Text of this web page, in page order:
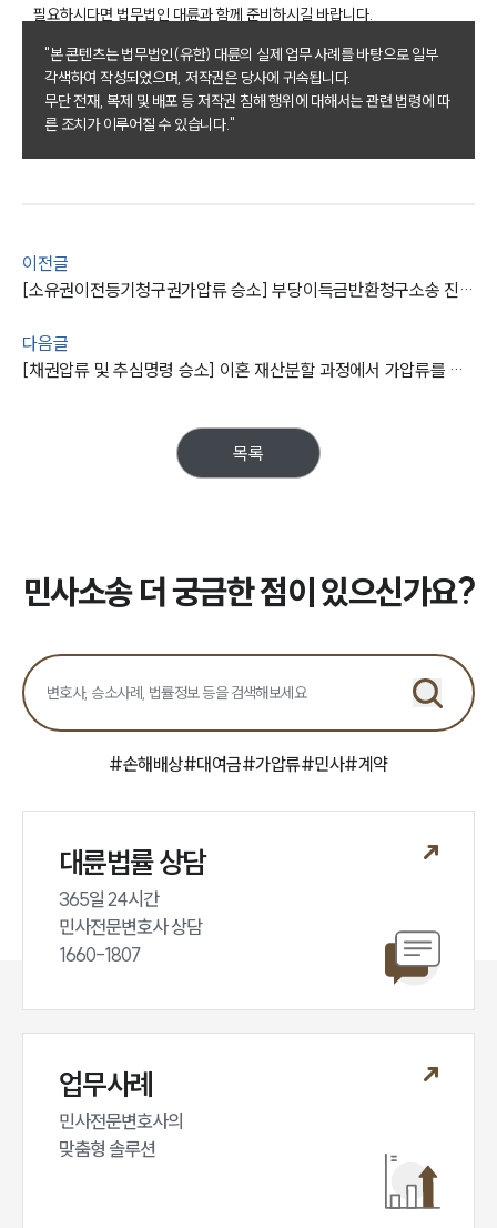
AI대륜
업무사례
주요 업무사례
법률정보
업무분야
구성원 소개
손해배상 · 민사전문변호사
언론보도
공지사항
법률서식
뉴스레터/브로슈어
세미나
대륜법률상담예약
필요하시다면 법무법인 대륜과 함께 준비하시길 바랍니다.
"본 콘텐츠는 법무법인(유한) 대륜의 실제 업무 사례를 바탕으로 일부
각색하여 작성되었으며, 저작권은 당사에 귀속됩니다.
무단 전재, 복제 및 배포 등 저작권 침해 행위에 대해서는 관련 법령에 따
른 조치가 이루어질 수 있습니다."
이전글
[소유권이전등기청구권가압류 승소] 부당이득금반환청구소송 진행 중 소유권이전등기청구권가압류 신청
다음글
[채권압류 및 추심명령 승소] 이혼 재산분할 과정에서 가압류를 본압류로 이전하는 채권압류 및 추심명령 받아냄
목록
민사소송 더 궁금한 점이 있으신가요?
#손해배상#대여금#가압류#민사#계약
대륜법률 상담
365일 24시간
민사전문변호사 상담
1660-1807
업무사례
민사전문변호사의
맞춤형 솔루션